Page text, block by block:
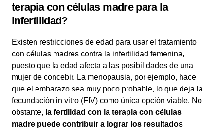
terapia con células madre para la
infertilidad?
Existen restricciones de edad para usar el tratamiento
con células madres contra la infertilidad femenina,
puesto que la edad afecta a las posibilidades de una
mujer de concebir. La menopausia, por ejemplo, hace
que el embarazo sea muy poco probable, lo que deja la
fecundación in vitro (FIV) como única opción viable. No
obstante, la fertilidad con la terapia con células
madre puede contribuir a lograr los resultados